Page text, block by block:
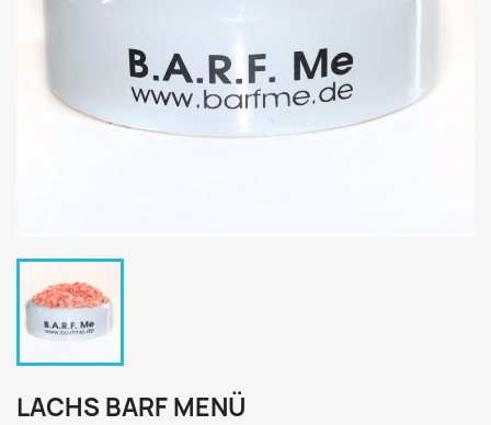
LACHS BARF MENÜ